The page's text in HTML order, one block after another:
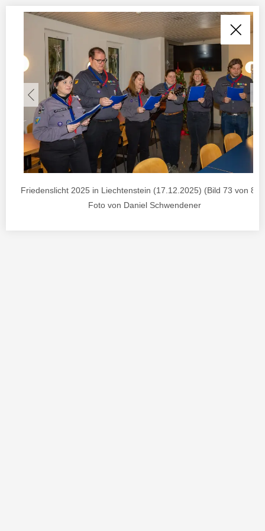
Friedenslicht 2025 in Liechtenstein (17.12.2025) (Bild 73 von 85)
Foto von Daniel Schwendener